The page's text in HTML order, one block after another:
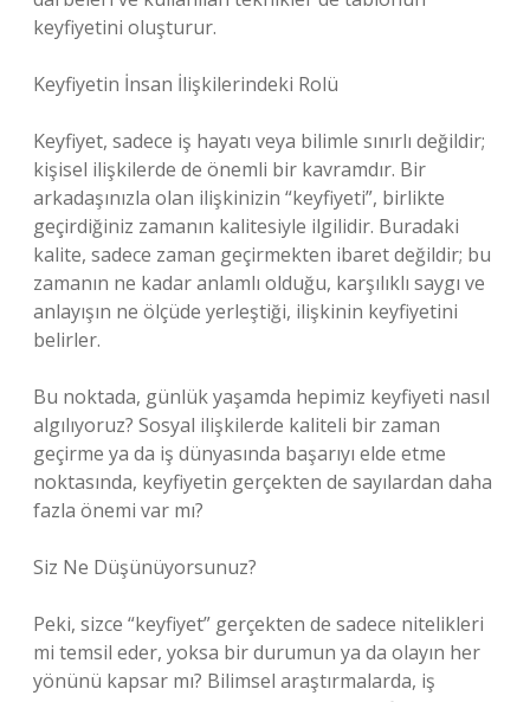
keyfiyetini oluşturur.
Keyfiyetin İnsan İlişkilerindeki Rolü
Keyfiyet, sadece iş hayatı veya bilimle sınırlı değildir;
kişisel ilişkilerde de önemli bir kavramdır. Bir
arkadaşınızla olan ilişkinizin “keyfiyeti”, birlikte
geçirdiğiniz zamanın kalitesiyle ilgilidir. Buradaki
kalite, sadece zaman geçirmekten ibaret değildir; bu
zamanın ne kadar anlamlı olduğu, karşılıklı saygı ve
anlayışın ne ölçüde yerleştiği, ilişkinin keyfiyetini
belirler.
Bu noktada, günlük yaşamda hepimiz keyfiyeti nasıl
algılıyoruz? Sosyal ilişkilerde kaliteli bir zaman
geçirme ya da iş dünyasında başarıyı elde etme
noktasında, keyfiyetin gerçekten de sayılardan daha
fazla önemi var mı?
Siz Ne Düşünüyorsunuz?
Peki, sizce “keyfiyet” gerçekten de sadece nitelikleri
mi temsil eder, yoksa bir durumun ya da olayın her
yönünü kapsar mı? Bilimsel araştırmalarda, iş